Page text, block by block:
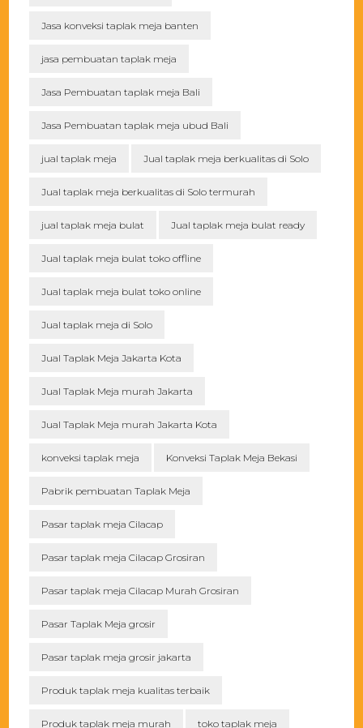
Jasa konveksi taplak meja banten
jasa pembuatan taplak meja
Jasa Pembuatan taplak meja Bali
Jasa Pembuatan taplak meja ubud Bali
jual taplak meja Jual taplak meja berkualitas di Solo
Jual taplak meja berkualitas di Solo termurah
jual taplak meja bulat Jual taplak meja bulat ready
Jual taplak meja bulat toko offline
Jual taplak meja bulat toko online
Jual taplak meja di Solo
Jual Taplak Meja Jakarta Kota
Jual Taplak Meja murah Jakarta
Jual Taplak Meja murah Jakarta Kota
konveksi taplak meja Konveksi Taplak Meja Bekasi
Pabrik pembuatan Taplak Meja
Pasar taplak meja Cilacap
Pasar taplak meja Cilacap Grosiran
Pasar taplak meja Cilacap Murah Grosiran
Pasar Taplak Meja grosir
Pasar taplak meja grosir jakarta
Produk taplak meja kualitas terbaik
Produk taplak meja murah toko taplak meja